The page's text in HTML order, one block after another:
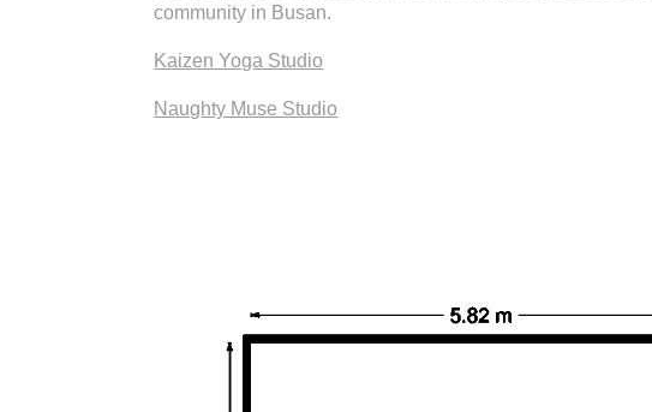
community in Busan.
Kaizen Yoga Studio
Naughty Muse Studio